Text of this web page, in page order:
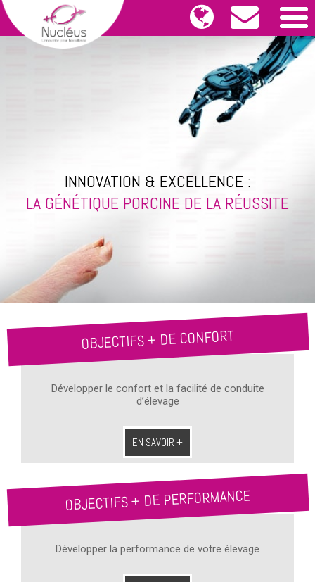
INNOVATION & EXCELLENCE :
LA GÉNÉTIQUE PORCINE DE LA RÉUSSITE
OBJECTIFS + DE CONFORT
Développer le confort et la facilité de conduite
d’élevage
EN SAVOIR +
OBJECTIFS + DE PERFORMANCE
Développer la performance de votre élevage